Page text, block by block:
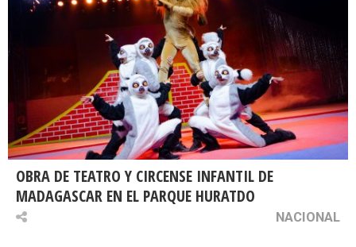
OBRA DE TEATRO Y CIRCENSE INFANTIL DE
MADAGASCAR EN EL PARQUE HURATDO
NACIONAL